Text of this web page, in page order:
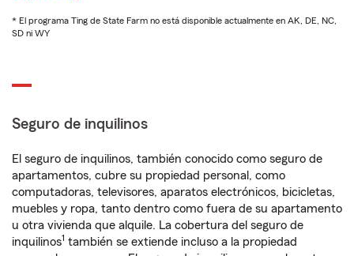
* El programa Ting de State Farm no está disponible actualmente en AK, DE, NC,
SD ni WY
Seguro de inquilinos
El seguro de inquilinos, también conocido como seguro de
apartamentos, cubre su propiedad personal, como
computadoras, televisores, aparatos electrónicos, bicicletas,
muebles y ropa, tanto dentro como fuera de su apartamento
u otra vivienda que alquile. La cobertura del seguro de
inquilinos1 también se extiende incluso a la propiedad